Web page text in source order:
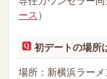
ース ）
初デートの場所
場所：新横浜ラー